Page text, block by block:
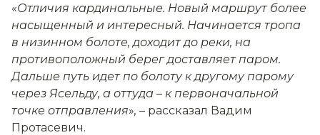
«Отличия кардинальные. Новый маршрут более
насыщенный и интересный. Начинается тропа
в низинном болоте, доходит до реки, на
противоположный берег доставляет паром.
Дальше путь идет по болоту к другому парому
через Ясельду, а оттуда – к первоначальной
точке отправления», – рассказал Вадим
Протасевич.